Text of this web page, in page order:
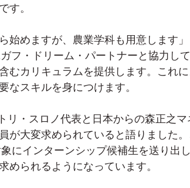
す。
始めますが、農業学科も用意します」
フ・ドリーム・パートナーと協力し
むカリキュラムを提供します。これ
なスキルを身につけます。
・スロノ代表と日本からの森正之マ
が大変求められていると語りました
にインターンシップ候補生を送り出
められるようになっています。